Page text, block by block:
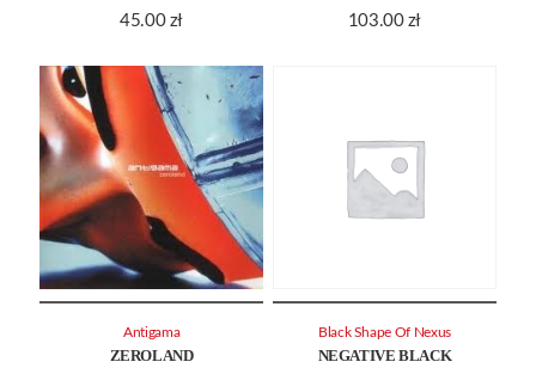
45.00 zł
103.00 zł
ZEROLAND
Antigama
NEGATIVE BLACK
Black Shape Of Nexus